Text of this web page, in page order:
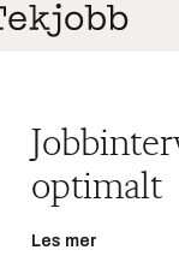
optimalt
Les mer